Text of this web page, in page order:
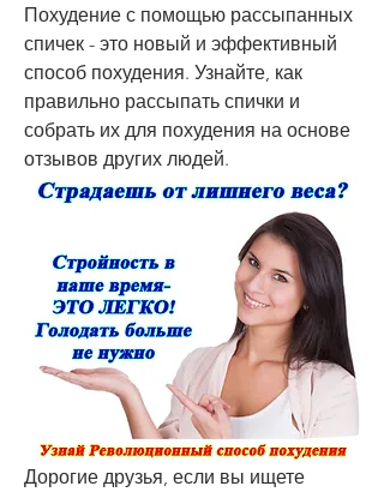
Похудение с помощью рассыпанных
спичек - это новый и эффективный
способ похудения. Узнайте, как
правильно рассыпать спички и
собрать их для похудения на основе
отзывов других людей.
Дорогие друзья, если вы ищете